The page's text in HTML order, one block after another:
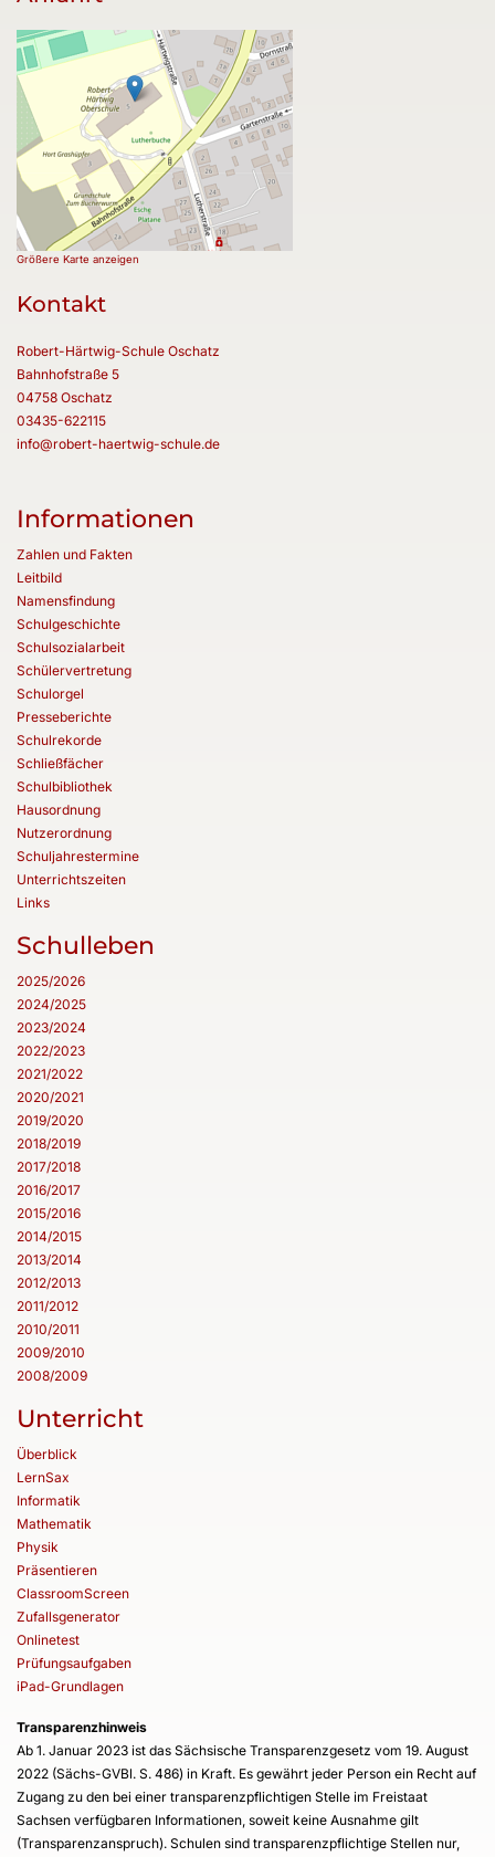
Größere Karte anzeigen
Kontakt
Robert-Härtwig-Schule Oschatz
Bahnhofstraße 5
04758 Oschatz
03435-622115
info@robert-haertwig-schule.de
Informationen
Zahlen und Fakten
Leitbild
Namensfindung
Schulgeschichte
Schulsozialarbeit
Schülervertretung
Schulorgel
Presseberichte
Schulrekorde
Schließfächer
Schulbibliothek
Hausordnung
Nutzerordnung
Schuljahrestermine
Unterrichtszeiten
Links
Schulleben
2025/2026
2024/2025
2023/2024
2022/2023
2021/2022
2020/2021
2019/2020
2018/2019
2017/2018
2016/2017
2015/2016
2014/2015
2013/2014
2012/2013
2011/2012
2010/2011
2009/2010
2008/2009
Unterricht
Überblick
LernSax
Informatik
Mathematik
Physik
Präsentieren
ClassroomScreen
Zufallsgenerator
Onlinetest
Prüfungsaufgaben
iPad-Grundlagen
Transparenzhinweis
Ab 1. Januar 2023 ist das Sächsische Transparenzgesetz vom 19. August
2022 (Sächs-GVBl. S. 486) in Kraft. Es gewährt jeder Person ein Recht auf
Zugang zu den bei einer transparenzpflichtigen Stelle im Freistaat
Sachsen verfügbaren Informationen, soweit keine Ausnahme gilt
(Transparenzanspruch). Schulen sind transparenzpflichtige Stellen nur,